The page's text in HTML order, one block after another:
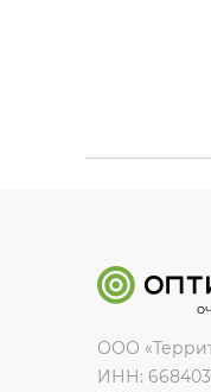
ООО
ИНН: